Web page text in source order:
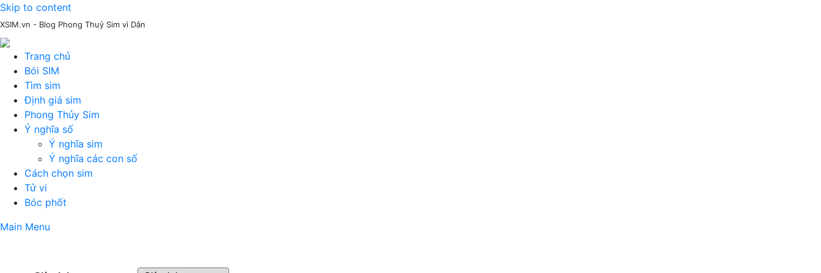
Skip to content
XSIM.vn - Blog Phong Thuỷ Sim vì Dân
Trang chủ
Bói SIM
Tìm sim
Định giá sim
Phong Thủy Sim
Ý nghĩa số
Ý nghĩa sim
Ý nghĩa các con số
Cách chọn sim
Tử vi
Bóc phốt
Main Menu